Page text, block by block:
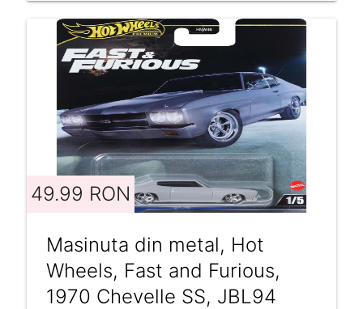
49.99 RON
Masinuta din metal, Hot
Wheels, Fast and Furious,
1970 Chevelle SS, JBL94